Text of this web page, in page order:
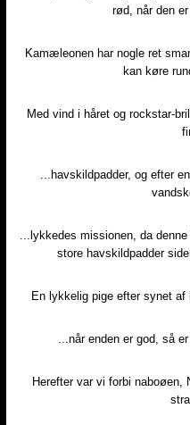
rød, når den
Kamæleonen har nogle ret
kan køre
Med vind i håret og rockstar-
...havskildpadder, og efter
...lykkedes missionen, da
store havskildpadder
En lykkelig pige efter synet
...når enden er god, så
​Herefter var vi forbi naboøen,